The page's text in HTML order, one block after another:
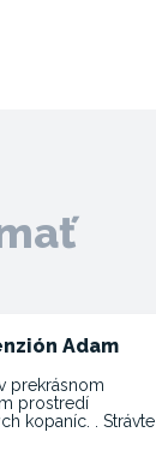
Adam
prekrásnom
prostredí
kopaníc. . Strávte